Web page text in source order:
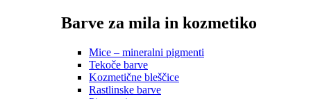
Barve za mila in kozmetiko
Mice – mineralni pigmenti
Tekoče barve
Kozmetične bleščice
Rastlinske barve